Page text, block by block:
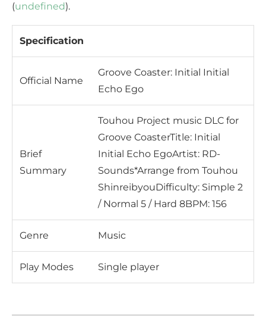
(undefined).
Specification
Official Name
Groove Coaster: Initial Initial
Echo Ego
Brief
Summary
Touhou Project music DLC for
Groove CoasterTitle: Initial
Initial Echo EgoArtist: RD-
Sounds*Arrange from Touhou
ShinreibyouDifficulty: Simple 2
/ Normal 5 / Hard 8BPM: 156
Genre Music
Play Modes Single player